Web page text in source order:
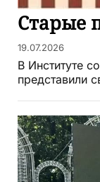
Старые
19.07.2026
В Институте
представили